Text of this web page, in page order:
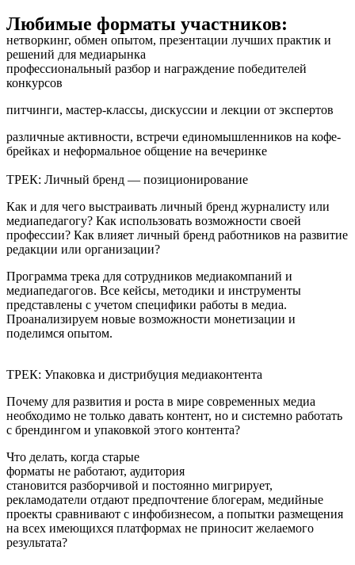
Любимые форматы участников:
нетворкинг, обмен опытом, презентации лучших практик и
решений для медиарынка
профессиональный разбор и награждение победителей
конкурсов
питчинги, мастер-классы, дискуссии и лекции от экспертов
различные активности, встречи единомышленников на кофе-
брейках и неформальное общение на вечеринке
ТРЕК: Личный бренд — позиционирование
Как и для чего выстраивать личный бренд журналисту или
медиапедагогу? Как использовать возможности своей
профессии? Как влияет личный бренд работников на развитие
редакции или организации?
Программа трека для сотрудников медиакомпаний и
медиапедагогов. Все кейсы, методики и инструменты
представлены с учетом специфики работы в медиа.
Проанализируем новые возможности монетизации и
поделимся опытом.
ТРЕК: Упаковка и дистрибуция медиаконтента
Почему для развития и роста в мире современных медиа
необходимо не только давать контент, но и системно работать
с брендингом и упаковкой этого контента?
Что делать, когда старые
форматы не работают, аудитория
становится разборчивой и постоянно мигрирует,
рекламодатели отдают предпочтение блогерам, медийные
проекты сравнивают с инфобизнесом, а попытки размещения
на всех имеющихся платформах не приносит желаемого
результата?